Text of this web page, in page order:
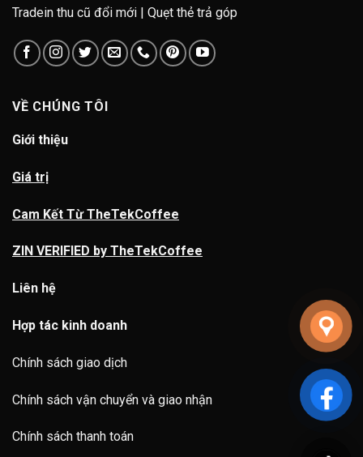
Tradein thu cũ đổi mới | Quẹt thẻ trả góp
VỀ CHÚNG TÔI
Giới thiệu
Giá trị
Cam Kết Từ TheTekCoffee
ZIN VERIFIED by TheTekCoffee
Liên hệ
Hợp tác kinh doanh
Chính sách giao dịch
Chính sách vận chuyển và giao nhận
Chính sách thanh toán